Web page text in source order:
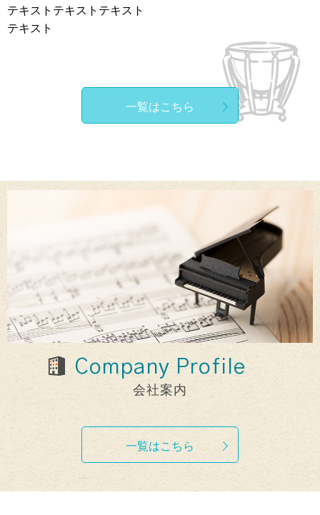
テキストテキストテキスト
テキスト
一覧はこちら
Company Profile
会社案内
一覧はこちら